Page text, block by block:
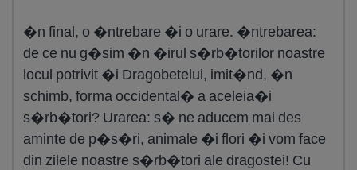
�n final, o �ntrebare �i o urare. �ntrebarea:
de ce nu g�sim �n �irul s�rb�torilor noastre
locul potrivit �i Dragobetelui, imit�nd, �n
schimb, forma occidental� a aceleia�i
s�rb�tori? Urarea: s� ne aducem mai des
aminte de p�s�ri, animale �i flori �i vom face
din zilele noastre s�rb�tori ale dragostei! Cu